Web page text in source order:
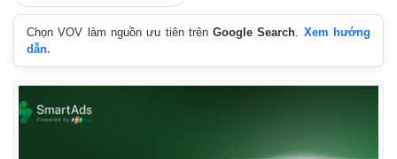
Chọn VOV làm nguồn ưu tiên trênGoogle Search. Xem hướng
dẫn.